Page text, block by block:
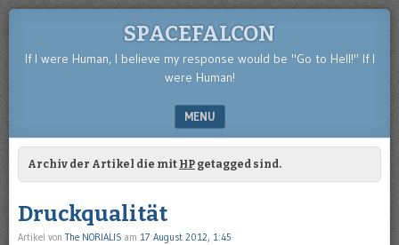
SPACEFALCON
If I were Human, I believe my response would be "Go to Hell!" If I
were Human!
MENU
SKIP TO CONTENT
Archiv der Artikel die mit HP getagged sind.
Druckqualität
Artikel von The NORIALIS am 17 August 2012, 1:45